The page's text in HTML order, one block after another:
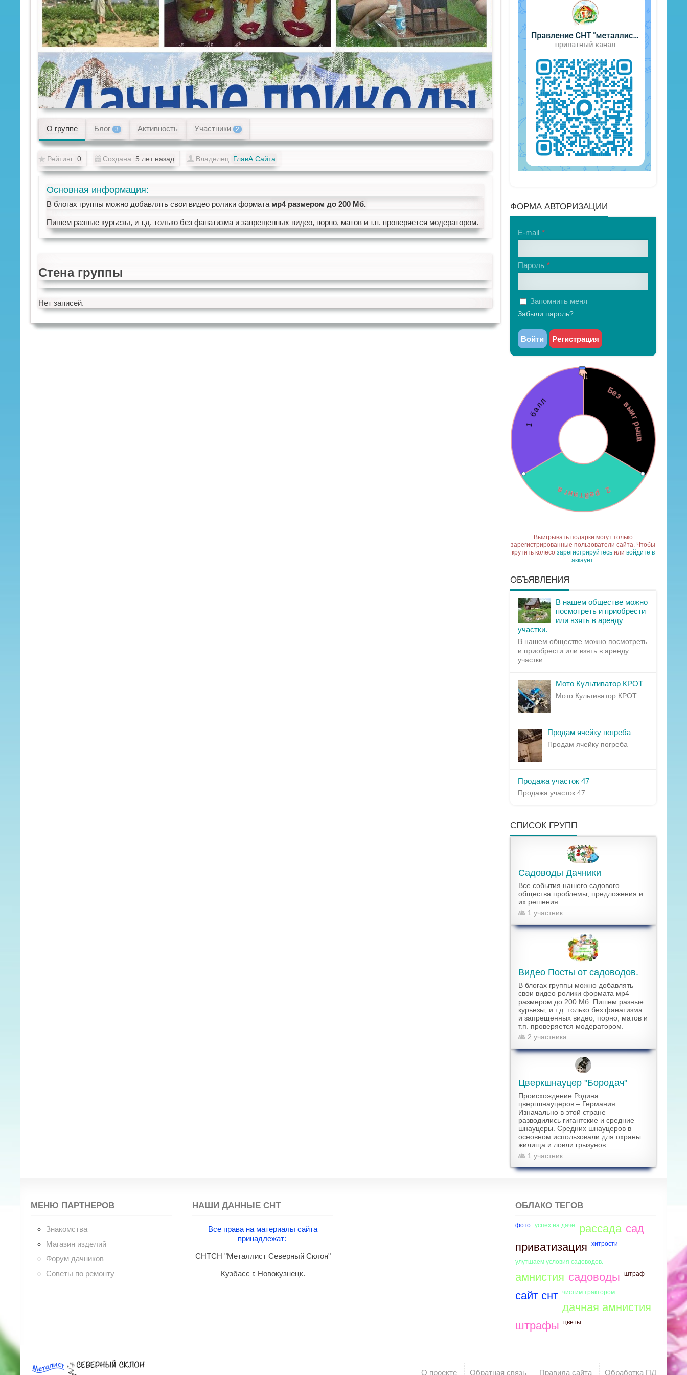
О группе Блог 3 Активность Участники 2
Рейтинг: 0 Создана: 5 лет назад Владелец: ГлавА Сайта
Основная информация
В блогах группы можно добавлять свои видео ролики формата мр4 размером до 200 Мб.
Пишем разные курьезы, и т.д. только без фанатизма и запрещенных видео, порно, матов и т.п. проверяется модератором.
Стена группы
Нет записей.
ФОРМА АВТОРИЗАЦИИ
E-mail
Пароль
Запомнить меня
Забыли пароль?
Войти Регистрация
Выигрывать подарки могут только
зарегистрированные пользователи сайта. Чтобы
крутить колесо зарегистрируйтесьили войдите в
аккаунт.
ОБЪЯВЛЕНИЯ
В нашем обществе можно
посмотреть и приобрести
или взять в аренду
участки.
В нашем обществе можно посмотреть
и приобрести или взять в аренду
участки.
Мото Культиватор КРОТ
Мото Культиватор КРОТ
Продам ячейку погреба
Продам ячейку погреба
Продажа участок 47
Продажа участок 47
СПИСОК ГРУПП
Садоводы Дачники
Все события нашего садового
общества проблемы, предложения и
их решения.
1 участник
Видео Посты от садоводов.
В блогах группы можно добавлять
свои видео ролики формата мр4
размером до 200 Мб. Пишем разные
курьезы, и т.д. только без фанатизма
и запрещенных видео, порно, матов и
т.п. проверяется модератором.
2 участника
Цверкшнауцер "Бородач"
Происхождение Родина
цвергшнауцеров – Германия.
Изначально в этой стране
разводились гигантские и средние
шнауцеры. Средних шнауцеров в
основном использовали для охраны
жилища и ловли грызунов.
1 участник
МЕНЮ ПАРТНЕРОВ
Знакомства
Магазин изделий
Форум дачников
Советы по ремонту
НАШИ ДАННЫЕ СНТ
Все права на материалы сайта
принадлежат:
СНТСН "Металлист Северный Склон"
Кузбасс г. Новокузнецк.
ОБЛАКО ТЕГОВ
фото успех на даче рассада сад
приватизация
хитрости
улутшаем условия садоводов.
амнистия садоводы штраф
сайт снт чистим трактором
дачная амнистия
штрафы
цветы
О проекте Обратная связь Правила сайта Обработка ПД